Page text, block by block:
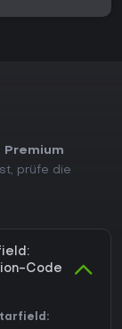
prüfe die
Code